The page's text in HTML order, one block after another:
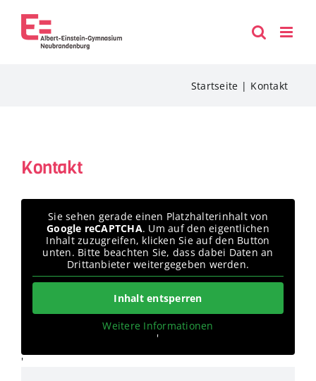
Inhalt
springen
Startseite Kontakt
Kontakt
Sie sehen gerade einen Platzhalterinhalt von
Google reCAPTCHA. Um auf den eigentlichen
Inhalt zuzugreifen, klicken Sie auf den Button
unten. Bitte beachten Sie, dass dabei Daten an
Drittanbieter weitergegeben werden.
Inhalt entsperren
Weitere Informationen
'
'